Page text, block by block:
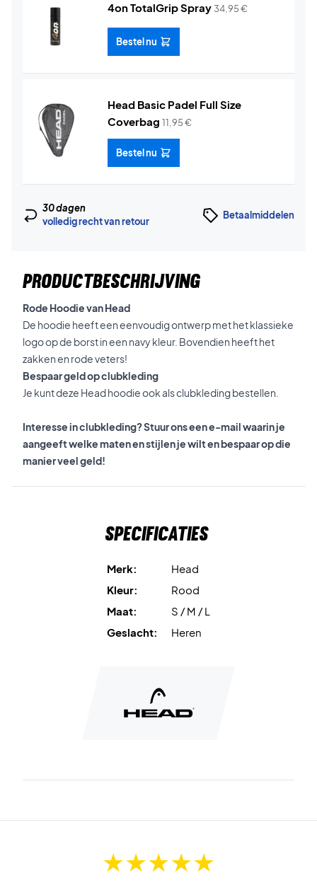
4on TotalGrip Spray 34,95€
Bestel nu
Head Basic Padel Full Size
Coverbag 11,95€
Bestel nu
30 dagen
volledig recht van retour
Betaalmiddelen
PRODUCTBESCHRIJVING
Rode Hoodie van Head
De hoodie heeft een eenvoudig ontwerp met het klassieke
logo op de borst in een navy kleur. Bovendien heeft het
zakken en rode veters!
Bespaar geld op clubkleding
Je kunt deze Head hoodie ook als clubkleding bestellen.
Interesse in clubkleding? Stuur ons een e-mail waarin je
aangeeft welke maten en stijlen je wilt en bespaar op die
manier veel geld!
Specificaties
Merk:
Head
Kleur:
Rood
Maat:
S / M / L
Geslacht:
Heren